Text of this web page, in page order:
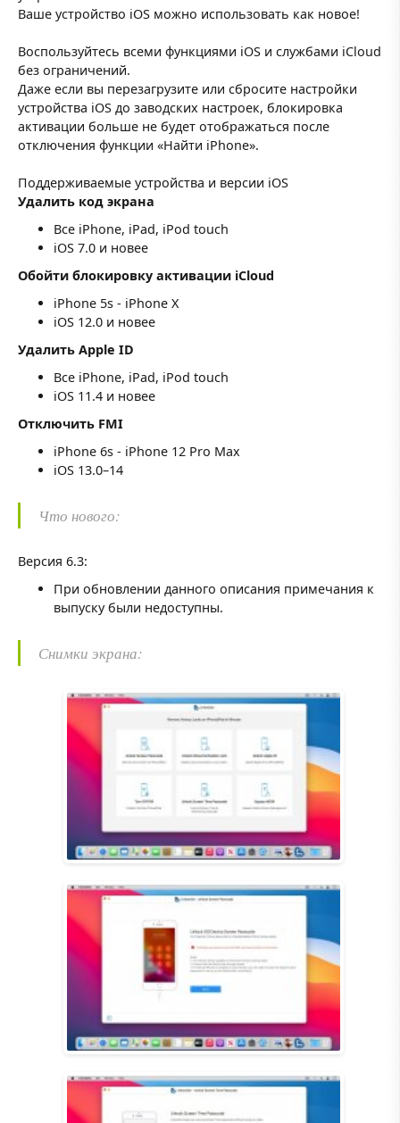
Ваше устройство iOS можно использовать как новое!
Воспользуйтесь всеми функциями iOS и службами iCloud
без ограничений.
Даже если вы перезагрузите или сбросите настройки
устройства iOS до заводских настроек, блокировка
активации больше не будет отображаться после
отключения функции «Найти iPhone».
Поддерживаемые устройства и версии iOS
Удалить код экрана
Все iPhone, iPad, iPod touch
iOS 7.0 и новее
Обойти блокировку активации iCloud
iPhone 5s - iPhone X
iOS 12.0 и новее
Удалить Apple ID
Все iPhone, iPad, iPod touch
iOS 11.4 и новее
Отключить FMI
iPhone 6s - iPhone 12 Pro Max
iOS 13.0–14
Что нового:
Версия 6.3:
При обновлении данного описания примечания к
выпуску были недоступны.
Снимки экрана: